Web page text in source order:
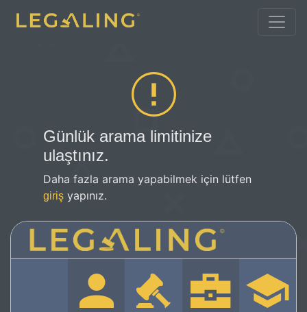
Günlük arama limitinize
ulaştınız.
Daha fazla arama yapabilmek için lütfen
giriş yapınız.